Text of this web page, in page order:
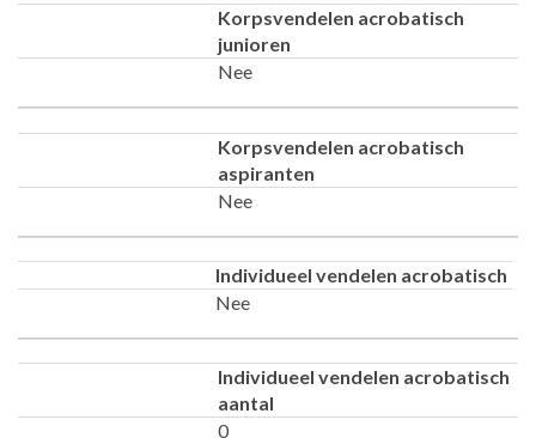
Korpsvendelen acrobatisch
junioren
Nee
Korpsvendelen acrobatisch
aspiranten
Nee
Individueel vendelen acrobatisch
Nee
Individueel vendelen acrobatisch
aantal
0